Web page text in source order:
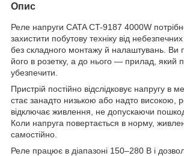
Опис
Реле напруги CATA CT-9187 4000W
захистити побутову техніку від
без складного монтажу й налаштувань. Ви
його в розетку, а до нього — прилад, який
убезпечити.
Пристрій постійно відслідковує напругу в
стає занадто низькою або надто високою,
відключає живлення, не допускаючи
Коли напруга повертається в норму,
самостійно.
Реле працює в діапазоні 150–280 В і